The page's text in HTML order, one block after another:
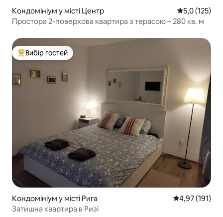
Кондомініум у місті Центр Середня
5,0 (125)
Простора 2-поверхова квартира з терасою – 280 кв. м
Топ вибір гостей
Вибір гостей
Кондомініум у місті Рига Середня
4,97 (191)
Затишна квартира в Ризі